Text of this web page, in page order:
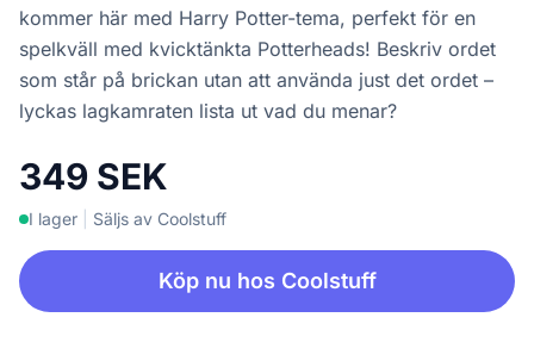
kommer här med Harry Potter-tema, perfekt för en
spelkväll med kvicktänkta Potterheads! Beskriv ordet
som står på brickan utan att använda just det ordet –
lyckas lagkamraten lista ut vad du menar?
349 SEK
I lager Säljs av Coolstuff
Köp nu hos Coolstuff